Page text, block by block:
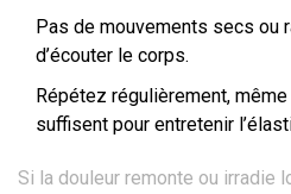
Pas de mouvements secs ou
d’écouter le corps.
Répétez régulièrement,
suffisent pour entretenir
Si la douleur remonte ou irradie